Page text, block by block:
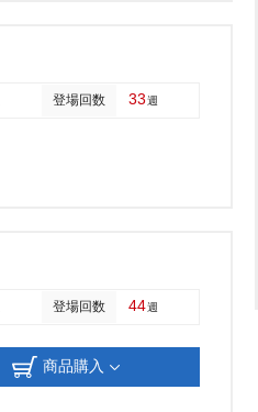
登場回数 33週
登場回数 44週
商品購入